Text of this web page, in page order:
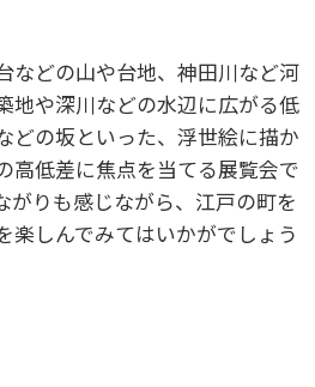
などの山や台地、神田川など河
地や深川などの水辺に広がる低
どの坂といった、浮世絵に描か
高低差に焦点を当てる展覧会で
がりも感じながら、江戸の町を
楽しんでみてはいかがでしょう